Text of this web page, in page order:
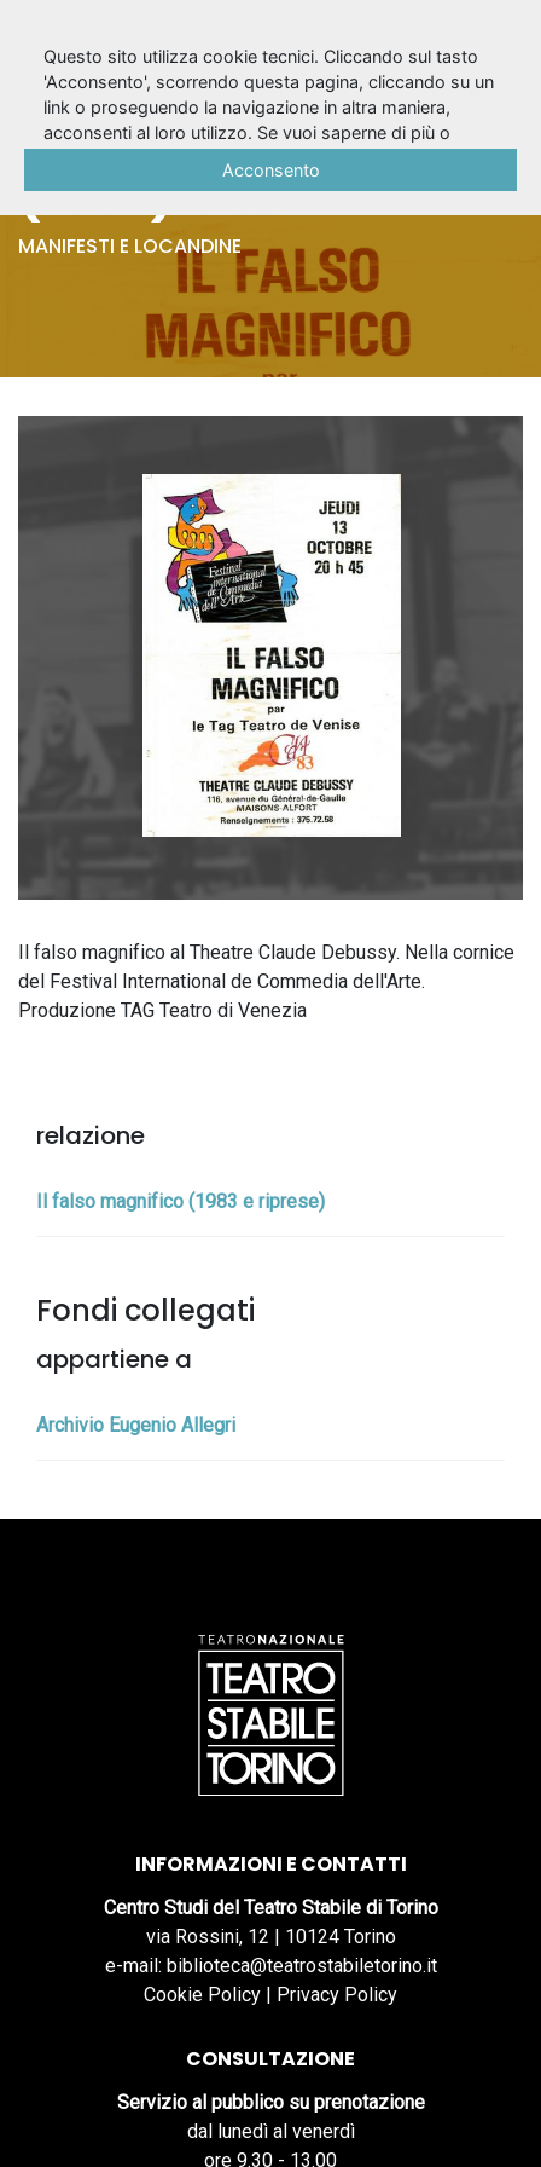
Il falso magnifico
(1983) - Manifesto
MANIFESTI E LOCANDINE
Il falso magnifico al Theatre Claude Debussy. Nella cornice
del Festival International de Commedia dell'Arte.
Produzione TAG Teatro di Venezia
relazione
Il falso magnifico (1983 e riprese)
Fondi collegati
appartiene a
Archivio Eugenio Allegri
INFORMAZIONI E CONTATTI
Centro Studi del Teatro Stabile di Torino
via Rossini, 12 | 10124 Torino
e-mail: biblioteca@teatrostabiletorino.it
Cookie Policy | Privacy Policy
CONSULTAZIONE
Servizio al pubblico su prenotazione
dal lunedì al venerdì
ore 9.30 - 13.00
Questo sito utilizza cookie tecnici. Cliccando sul tasto
'Acconsento', scorrendo questa pagina, cliccando su un
link o proseguendo la navigazione in altra maniera,
acconsenti al loro utilizzo. Se vuoi saperne di più o
Acconsento